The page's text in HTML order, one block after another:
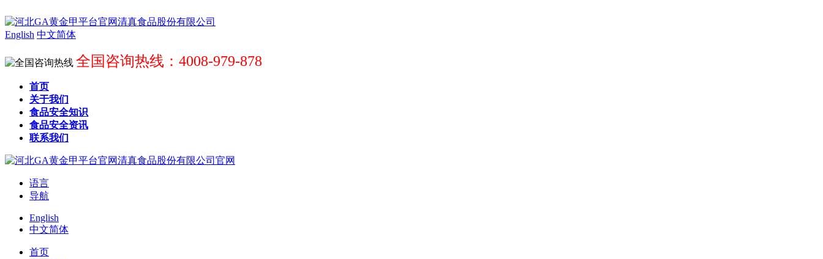
English 中文简体
全国咨询热线：4008-979-878
首页
关于我们
食品安全知识
食品安全资讯
联系我们
语言
导航
English
中文简体
首页